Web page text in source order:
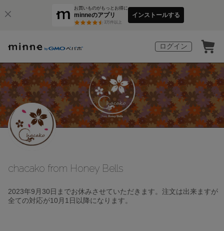
お買いものがもっとお得に
minneのアプリ
3万件以上
インストールする
ログイン
chacako from Honey Bells
2023年9月30日までお休みさせていただきます。注文は出来ますが
全ての対応が10月1日以降になります。